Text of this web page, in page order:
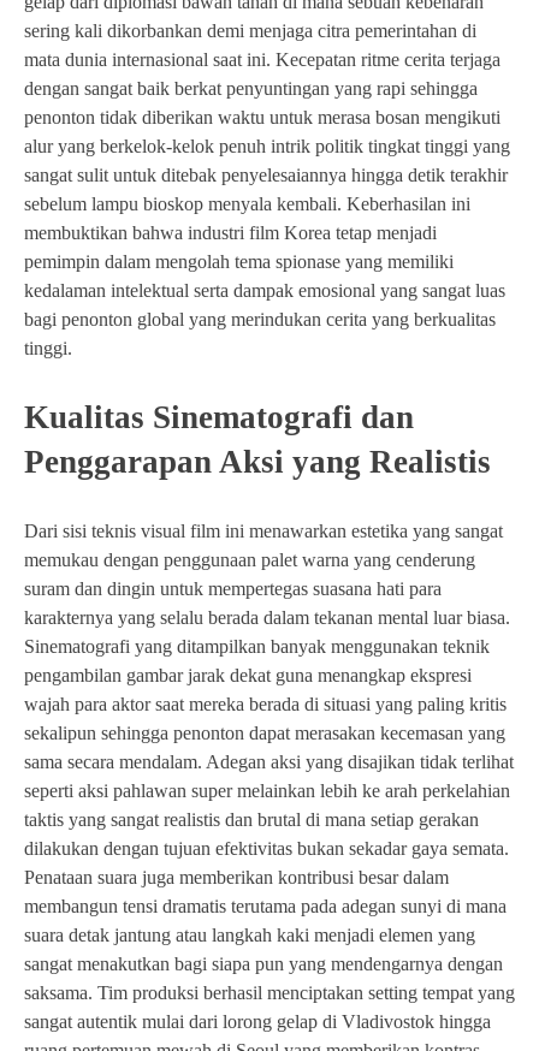
sering kali dikorbankan demi menjaga citra pemerintahan di
mata dunia internasional saat ini. Kecepatan ritme cerita terjaga
dengan sangat baik berkat penyuntingan yang rapi sehingga
penonton tidak diberikan waktu untuk merasa bosan mengikuti
alur yang berkelok-kelok penuh intrik politik tingkat tinggi yang
sangat sulit untuk ditebak penyelesaiannya hingga detik terakhir
sebelum lampu bioskop menyala kembali. Keberhasilan ini
membuktikan bahwa industri film Korea tetap menjadi
pemimpin dalam mengolah tema spionase yang memiliki
kedalaman intelektual serta dampak emosional yang sangat luas
bagi penonton global yang merindukan cerita yang berkualitas
tinggi.
Kualitas Sinematografi dan
Penggarapan Aksi yang Realistis
Dari sisi teknis visual film ini menawarkan estetika yang sangat
memukau dengan penggunaan palet warna yang cenderung
suram dan dingin untuk mempertegas suasana hati para
karakternya yang selalu berada dalam tekanan mental luar biasa.
Sinematografi yang ditampilkan banyak menggunakan teknik
pengambilan gambar jarak dekat guna menangkap ekspresi
wajah para aktor saat mereka berada di situasi yang paling kritis
sekalipun sehingga penonton dapat merasakan kecemasan yang
sama secara mendalam. Adegan aksi yang disajikan tidak terlihat
seperti aksi pahlawan super melainkan lebih ke arah perkelahian
taktis yang sangat realistis dan brutal di mana setiap gerakan
dilakukan dengan tujuan efektivitas bukan sekadar gaya semata.
Penataan suara juga memberikan kontribusi besar dalam
membangun tensi dramatis terutama pada adegan sunyi di mana
suara detak jantung atau langkah kaki menjadi elemen yang
sangat menakutkan bagi siapa pun yang mendengarnya dengan
saksama. Tim produksi berhasil menciptakan setting tempat yang
sangat autentik mulai dari lorong gelap di Vladivostok hingga